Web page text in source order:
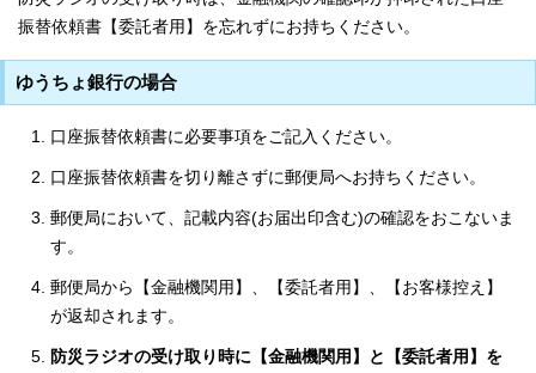
振替依頼書【委託者用】を忘れずにお持ちください。
ゆうちょ銀行の場合
口座振替依頼書に必要事項をご記入ください。
口座振替依頼書を切り離さずに郵便局へお持ちください。
郵便局において、記載内容(お届出印含む)の確認をおこないま
す。
郵便局から【金融機関用】、【委託者用】、【お客様控え】
が返却されます。
防災ラジオの受け取り時に【金融機関用】と【委託者用】を